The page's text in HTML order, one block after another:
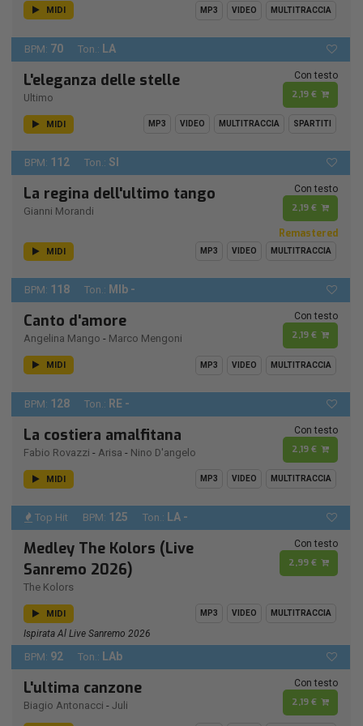
MIDI MP3 VIDEO MULTITRACCIA
BPM: 70 Ton.: LA
L'eleganza delle stelle
Ultimo
Con testo
2,19 €
MIDI MP3 VIDEO MULTITRACCIA SPARTITI
BPM: 112 Ton.: SI
La regina dell'ultimo tango
Gianni Morandi
Con testo
2,19 €
Remastered
MIDI MP3 VIDEO MULTITRACCIA
BPM: 118 Ton.: MIb -
Canto d'amore
Angelina Mango - Marco Mengoni
Con testo
2,19 €
MIDI MP3 VIDEO MULTITRACCIA
BPM: 128 Ton.: RE -
La costiera amalfitana
Fabio Rovazzi - Arisa - Nino D'angelo
Con testo
2,19 €
MIDI MP3 VIDEO MULTITRACCIA
Top Hit BPM: 125 Ton.: LA -
Medley The Kolors (Live
Sanremo 2026)
The Kolors
Con testo
2,99 €
MIDI MP3 VIDEO MULTITRACCIA
Ispirata Al Live Sanremo 2026
BPM: 92 Ton.: LAb
L'ultima canzone
Biagio Antonacci - Juli
Con testo
2,19 €